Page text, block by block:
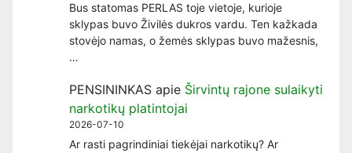
Bus statomas PERLAS toje vietoje, kurioje
sklypas buvo Živilės dukros vardu. Ten kažkada
stovėjo namas, o žemės sklypas buvo mažesnis,
…
PENSININKAS apie Širvintų rajone sulaikyti
narkotikų platintojai
2026-07-10
Ar rasti pagrindiniai tiekėjai narkotikų? Ar